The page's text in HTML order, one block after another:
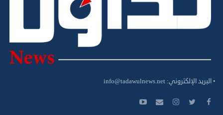
• البريد الإلكتروني: info@tadawulnews.net